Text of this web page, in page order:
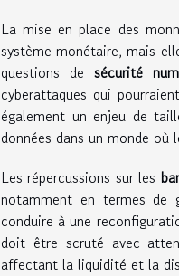
La mise en place des
système monétaire, mais
questions de sécurité
cyberattaques qui
également un enjeu de
données dans un monde
Les répercussions sur les
notamment en termes de
conduire à une
doit être scruté avec
affectant la liquidité et la